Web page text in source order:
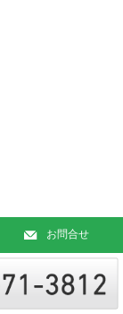
お問合せ